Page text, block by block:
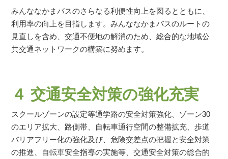
みんななかまバスのさらなる利便性向上を図るとともに、
利用率の向上を目指します。みんななかまバスのルートの
見直しを含め、交通不便地の解消のため、総合的な地域公
共交通ネットワークの構築に努めます。
４ 交通安全対策の強化充実
スクールゾーンの設定等通学路の安全対策強化、ゾーン30
のエリア拡大、路側帯、自転車通行空間の整備拡充、歩道
バリアフリー化の強化及び、危険交差点の把握と安全対策
の推進、自転車安全指導の実施等、交通安全対策の総合的